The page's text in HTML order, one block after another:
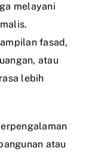
melayani
fasad,
atau
lebih
atau